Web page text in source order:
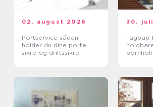
02. august 2026
Portservice sådan
holder du dine porte
sikre og driftssikre
30.
Tagpap